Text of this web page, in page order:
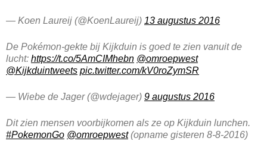
— Koen Laureij (@KoenLaureij) 13 augustus 2016
De Pokémon-gekte bij Kijkduin is goed te zien vanuit de
lucht: https://t.co/5AmCIMhebn @omroepwest
@Kijkduintweets pic.twitter.com/kV0roZymSR
— Wiebe de Jager (@wdejager) 9 augustus 2016
Dit zien mensen voorbijkomen als ze op Kijkduin lunchen.
#PokemonGo @omroepwest(opname gisteren 8-8-2016)